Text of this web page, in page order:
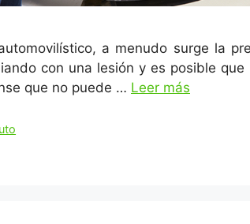
a menudo surge la
con una lesión y es posible
que no puede … Leer más